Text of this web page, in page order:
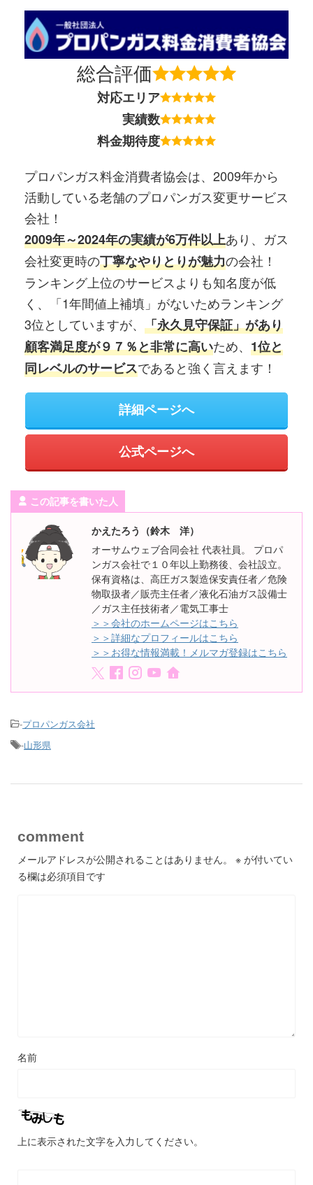
総合評価
対応エリア
実績数
料金期待度
プロパンガス料金消費者協会は、2009年から
活動している老舗のプロパンガス変更サービス
会社！
2009年～2024年の実績が6万件以上あり、ガス
会社変更時の丁寧なやりとりが魅力の会社！
ランキング上位のサービスよりも知名度が低
く、「1年間値上補填」がないためランキング
3位としていますが、 「永久見守保証」があり
顧客満足度が９７％と非常に高いため、 1位と
同レベルのサービスであると強く言えます！
詳細ページへ
公式ページへ
この記事を書いた人
かえたろう（鈴木 洋）
オーサムウェブ合同会社 代表社員。 プロパ
ンガス会社で１０年以上勤務後、会社設立。
保有資格は、高圧ガス製造保安責任者／危険
物取扱者／販売主任者／液化石油ガス設備士
／ガス主任技術者／電気工事士
＞＞会社のホームページはこちら
＞＞詳細なプロフィールはこちら
＞＞お得な情報満載！メルマガ登録はこちら
-プロパンガス会社
-山形県
comment
メールアドレスが公開されることはありません。 ※ が付いてい
る欄は必須項目です
名前
上に表示された文字を入力してください。